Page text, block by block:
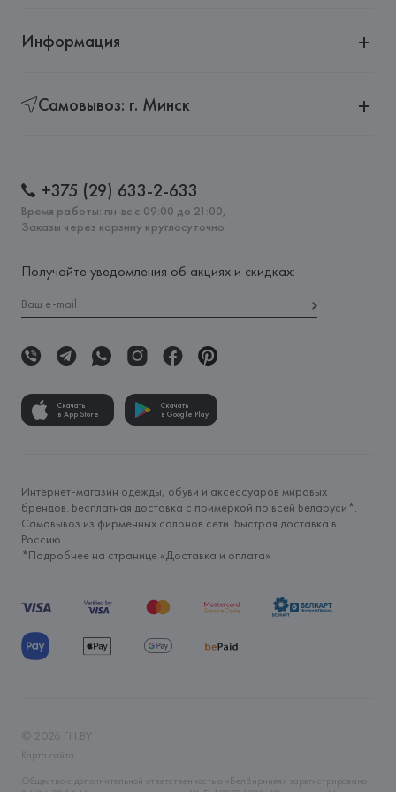
Информация
Самовывоз: г. Минск
+375 (29) 633-2-633
Время работы: пн-вс с 09:00 до 21:00,
Заказы через корзину круглосуточно
Получайте уведомления об акциях и скидках:
Скачать
в App Store
Скачать
в Google Play
Интернет-магазин одежды, обуви и аксессуаров мировых
брендов. Бесплатная доставка с примеркой по всей Беларуси*.
Самовывоз из фирменных салонов сети. Быстрая доставка в
Россию.
*Подробнее на странице «Доставка и оплата»
© 2026 FH.BY
Карта сайта
Общество с дополнительной ответственностью «БелВиринея» зарегистрировано